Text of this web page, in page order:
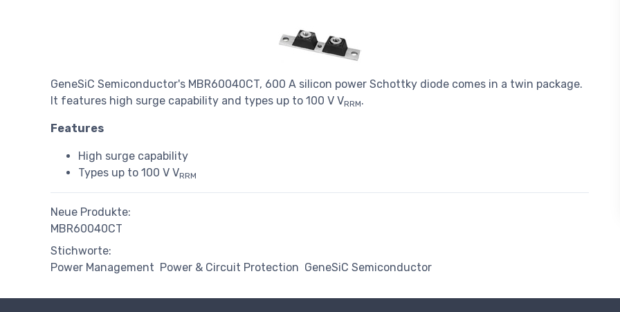
GeneSiC Semiconductor's MBR60040CT, 600 A silicon power Schottky diode comes in a twin package.
It features high surge capability and types up to 100 V VRRM.
Features
High surge capability
Types up to 100 V VRRM
Neue Produkte:
MBR60040CT
Stichworte:
Power Management Power & Circuit Protection GeneSiC Semiconductor